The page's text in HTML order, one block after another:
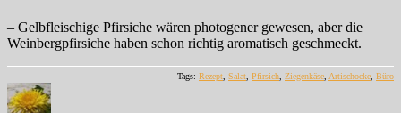
– Gelbfleischige Pfirsiche wären photogener gewesen, aber die
Weinbergpfirsiche haben schon richtig aromatisch geschmeckt.
Tags: Rezept, Salat, Pfirsich, Ziegenkäse, Artischocke, Büro
Autor